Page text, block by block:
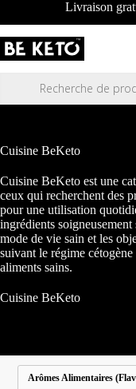
contenu
Livraison
produits
Cuisine BeKeto
Cuisine BeKeto est une
ceux qui recherchent des
pour une utilisation
ingrédients
mode de vie sain et les
suivant le régime
aliments sains.
Cuisine BeKeto
Arômes Alimentaires